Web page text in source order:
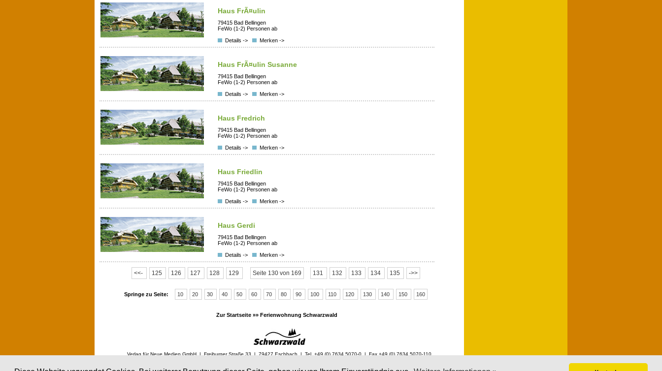
Haus FrÃ¤ulin
79415 Bad Bellingen
FeWo (1-2) Personen ab
Details ->
Merken ->
Haus FrÃ¤ulin Susanne
79415 Bad Bellingen
FeWo (1-2) Personen ab
Details ->
Merken ->
Haus Fredrich
79415 Bad Bellingen
FeWo (1-2) Personen ab
Details ->
Merken ->
Haus Friedlin
79415 Bad Bellingen
FeWo (1-2) Personen ab
Details ->
Merken ->
Haus Gerdi
79415 Bad Bellingen
FeWo (1-2) Personen ab
Details ->
Merken ->
<<- 125 126 127 128 129 Seite 130 von 169 131 132 133 134 135 ->>
Springe zu Seite: 10 20 30 40 50 60 70 80 90 100 110 120 130 140 150 160
Zur Startseite »» Ferienwohnung Schwarzwald
Verlag für Neue Medien GmbH | Freiburger Straße 33 | 79427 Eschbach | Tel. +49 (0) 7634 5070-0 | Fax +49 (0) 7634 5070-110